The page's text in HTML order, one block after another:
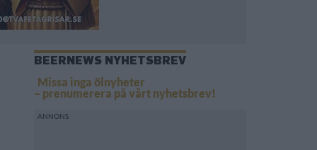
BEERNEWS NYHETSBREV
Missa inga ölnyheter
– prenumerera på vårt nyhetsbrev!